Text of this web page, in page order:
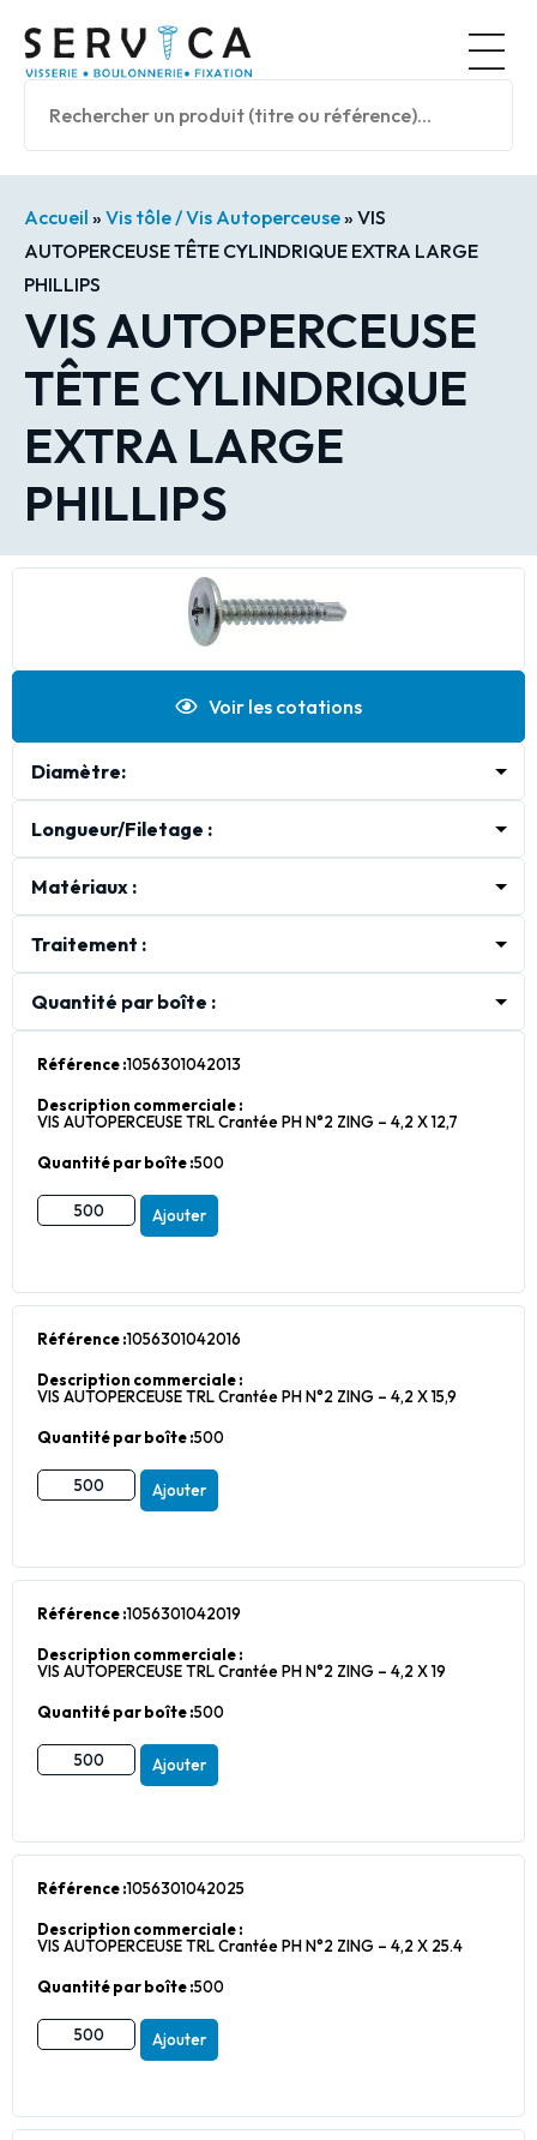
Accueil » Vis tôle / Vis Autoperceuse» VIS
AUTOPERCEUSE TÊTE CYLINDRIQUE EXTRA LARGE
PHILLIPS
VIS AUTOPERCEUSE
TÊTE CYLINDRIQUE
EXTRA LARGE
PHILLIPS
Voir les cotations
Diamètre:
Longueur/Filetage :
Matériaux :
Traitement :
Quantité par boîte :
Référence :1056301042013
Description commerciale :
VIS AUTOPERCEUSE TRL Crantée PH N°2 ZING – 4,2 X 12,7
Quantité par boîte :500
Ajouter
Référence :1056301042016
Description commerciale :
VIS AUTOPERCEUSE TRL Crantée PH N°2 ZING – 4,2 X 15,9
Quantité par boîte :500
Ajouter
Référence :1056301042019
Description commerciale :
VIS AUTOPERCEUSE TRL Crantée PH N°2 ZING – 4,2 X 19
Quantité par boîte :500
Ajouter
Référence :1056301042025
Description commerciale :
VIS AUTOPERCEUSE TRL Crantée PH N°2 ZING – 4,2 X 25.4
Quantité par boîte :500
Ajouter